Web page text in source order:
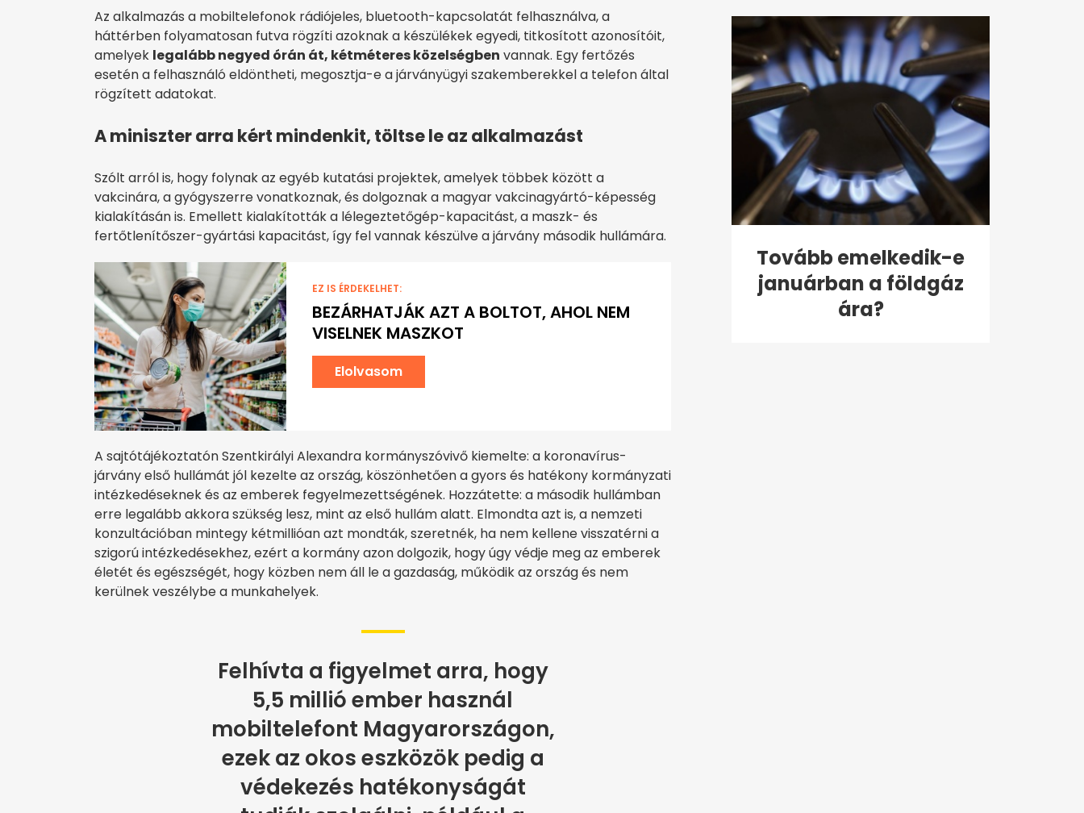
Az alkalmazás a mobiltelefonok rádiójeles, bluetooth-kapcsolatát felhasználva, a
háttérben folyamatosan futva rögzíti azoknak a készülékek egyedi, titkosított azonosítóit,
amelyek legalább negyed órán át, kétméteres közelségben vannak. Egy fertőzés
esetén a felhasználó eldöntheti, megosztja-e a járványügyi szakemberekkel a telefon által
rögzített adatokat.
A miniszter arra kért mindenkit, töltse le az alkalmazást
Szólt arról is, hogy folynak az egyéb kutatási projektek, amelyek többek között a
vakcinára, a gyógyszerre vonatkoznak, és dolgoznak a magyar vakcinagyártó-képesség
kialakításán is. Emellett kialakították a lélegeztetőgép-kapacitást, a maszk- és
fertőtlenítőszer-gyártási kapacitást, így fel vannak készülve a járvány második hullámára.
EZ IS ÉRDEKELHET:
BEZÁRHATJÁK AZT A BOLTOT, AHOL NEM
VISELNEK MASZKOT
Elolvasom
A sajtótájékoztatón Szentkirályi Alexandra kormányszóvivő kiemelte: a koronavírus-
járvány első hullámát jól kezelte az ország, köszönhetően a gyors és hatékony kormányzati
intézkedéseknek és az emberek fegyelmezettségének. Hozzátette: a második hullámban
erre legalább akkora szükség lesz, mint az első hullám alatt. Elmondta azt is, a nemzeti
konzultációban mintegy kétmillióan azt mondták, szeretnék, ha nem kellene visszatérni a
szigorú intézkedésekhez, ezért a kormány azon dolgozik, hogy úgy védje meg az emberek
életét és egészségét, hogy közben nem áll le a gazdaság, működik az ország és nem
kerülnek veszélybe a munkahelyek.
Felhívta a figyelmet arra, hogy
5,5 millió ember használ
mobiltelefont Magyarországon,
ezek az okos eszközök pedig a
védekezés hatékonyságát
Tovább emelkedik-e
januárban a földgáz
ára?